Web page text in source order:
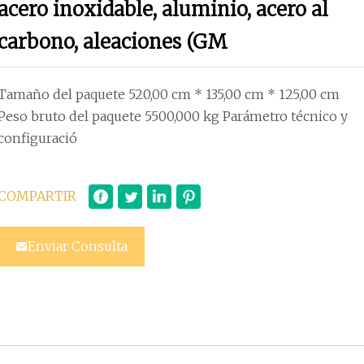
inoxidable, aluminio, acero al
aleaciones (GM
del paquete 520,00 cm * 135,00 cm * 125,00 cm
bruto del paquete 5500,000 kg Parámetro técnico y
Enviar Consulta